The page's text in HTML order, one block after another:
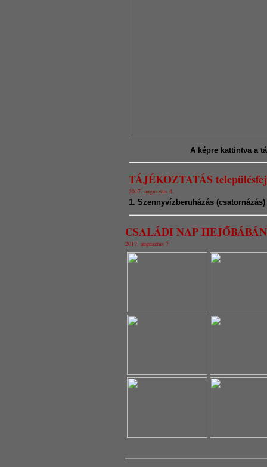
A képre kattintva a
TÁJÉKOZTATÁS
2017. augusztus 4.
1. Szennyvízberuházás
CSALÁDI NAP
2017. augusztus 7